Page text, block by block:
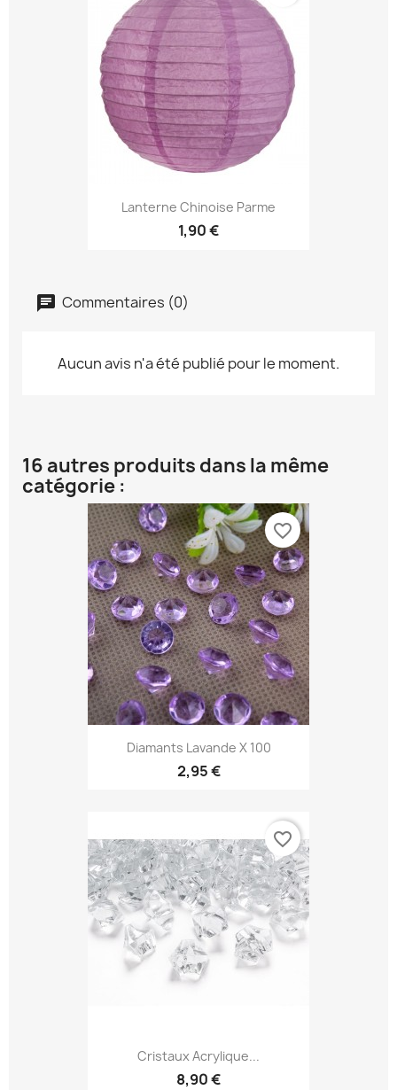
Lanterne Chinoise Parme
1,90 €
Commentaires (0)
Aucun avis n'a été publié pour le moment.
16 autres produits dans la même
catégorie :
Diamants Lavande X 100
2,95 €
favorite_border
Cristaux Acrylique...
8,90 €
favorite_border